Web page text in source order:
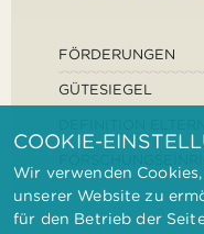
FÖRDERUNGEN
GÜTESIEGEL
COOKIE-
Wir verwenden
unserer Website zu
für den Betrieb der